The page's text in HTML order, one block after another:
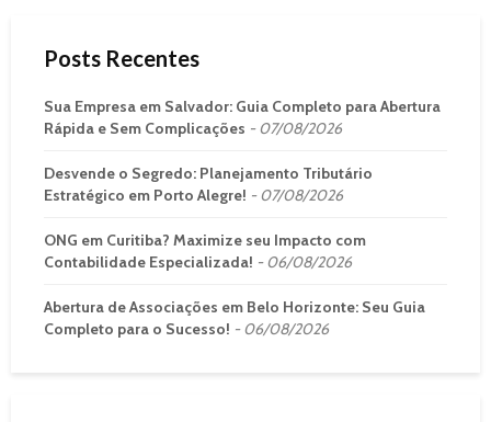
Posts Recentes
Sua Empresa em Salvador: Guia Completo para Abertura
Rápida e Sem Complicações
07/08/2026
Desvende o Segredo: Planejamento Tributário
Estratégico em Porto Alegre!
07/08/2026
ONG em Curitiba? Maximize seu Impacto com
Contabilidade Especializada!
06/08/2026
Abertura de Associações em Belo Horizonte: Seu Guia
Completo para o Sucesso!
06/08/2026